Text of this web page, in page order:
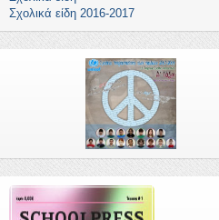
Σχολικά είδη 2016-2017